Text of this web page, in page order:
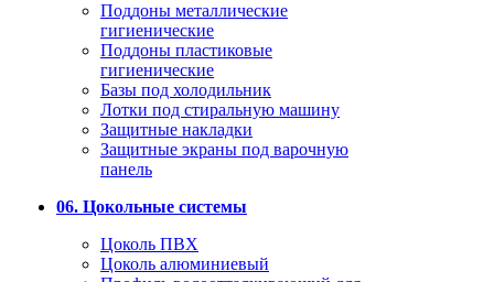
Поддоны металлические
гигиенические
Поддоны пластиковые
гигиенические
Базы под холодильник
Лотки под стиральную машину
Защитные накладки
Защитные экраны под варочную
панель
06. Цокольные системы
Цоколь ПВХ
Цоколь алюминиевый